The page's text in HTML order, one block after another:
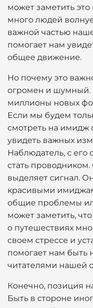
может заметить это
много людей
важной частью
помогает нам
общее движение.
Но почему это
огромен и шумный.
миллионы новых
Если мы будем
смотреть на имидж
увидеть важных
Наблюдатель, с
стать
выделяет сигнал.
красивыми
общие проблемы
может заметить,
о путешествиях
своем стрессe и
помогает нам быть
читателями нашей
Конечно, позиция
Быть в стороне